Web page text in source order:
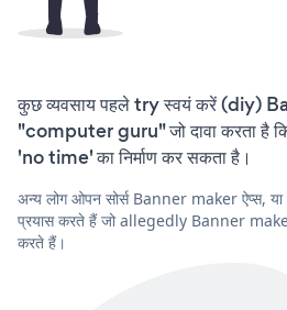
कुछ व्यवसाय पहले try स्वयं करें (diy)
"computer guru" जो दावा करता है
'no time' का निर्माण कर सकता है।
अन्य लोग ओपन सोर्स Banner maker ऐप्स,
प्रयास करते हैं जो allegedly Banner
करते हैं।